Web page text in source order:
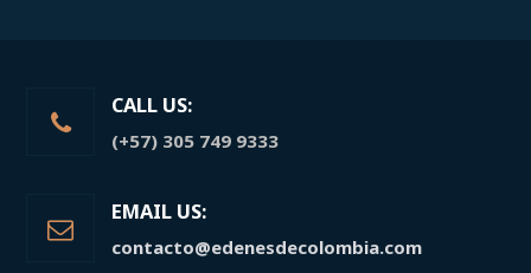
CALL US:
(+57) 305 749 9333
EMAIL US:
contacto@edenesdecolombia.com